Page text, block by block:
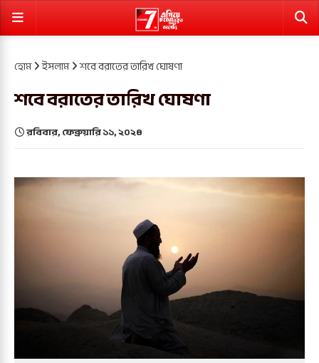
হোম ইসলাম শবে বরাতের তারিখ ঘোষণা
শবে বরাতের তারিখ ঘোষণা
রবিবার, ফেব্রুয়ারি ১১, ২০২৪